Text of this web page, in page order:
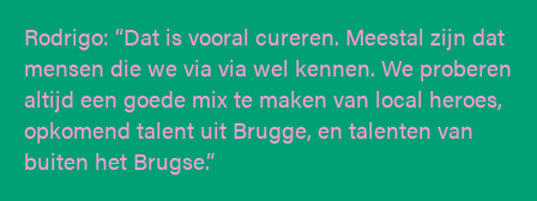
Rodrigo: “Dat is vooral cureren. Meestal zijn dat
mensen die we via via wel kennen. We proberen
altijd een goede mix te maken van local heroes,
opkomend talent uit Brugge, en talenten van
buiten het Brugse.”